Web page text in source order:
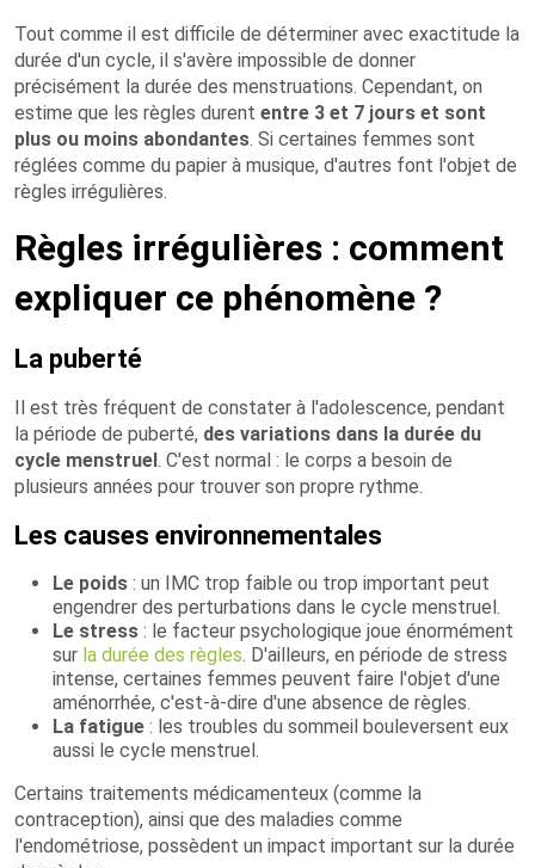
Tout comme il est difficile de déterminer avec exactitude la
durée d'un cycle, il s'avère impossible de donner
précisément la durée des menstruations. Cependant, on
estime que les règles durent entre 3 et 7 jours et sont
plus ou moins abondantes. Si certaines femmes sont
réglées comme du papier à musique, d'autres font l'objet de
règles irrégulières.
Règles irrégulières : comment
expliquer ce phénomène ?
La puberté
Il est très fréquent de constater à l'adolescence, pendant
la période de puberté, des variations dans la durée du
cycle menstruel. C'est normal : le corps a besoin de
plusieurs années pour trouver son propre rythme.
Les causes environnementales
Le poids : un IMC trop faible ou trop important peut
engendrer des perturbations dans le cycle menstruel.
Le stress : le facteur psychologique joue énormément
sur la durée des règles. D'ailleurs, en période de stress
intense, certaines femmes peuvent faire l'objet d'une
aménorrhée, c'est-à-dire d'une absence de règles.
La fatigue : les troubles du sommeil bouleversent eux
aussi le cycle menstruel.
Certains traitements médicamenteux (comme la
contraception), ainsi que des maladies comme
l'endométriose, possèdent un impact important sur la durée